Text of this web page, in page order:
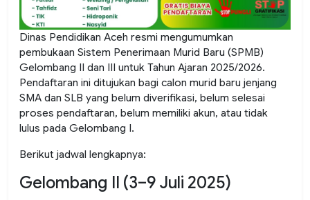
Dinas Pendidikan Aceh resmi mengumumkan
pembukaan Sistem Penerimaan Murid Baru (SPMB)
Gelombang II dan III untuk Tahun Ajaran 2025/2026.
Pendaftaran ini ditujukan bagi calon murid baru jenjang
SMA dan SLB yang belum diverifikasi, belum selesai
proses pendaftaran, belum memiliki akun, atau tidak
lulus pada Gelombang I.
Berikut jadwal lengkapnya:
Gelombang II (3–9 Juli 2025)